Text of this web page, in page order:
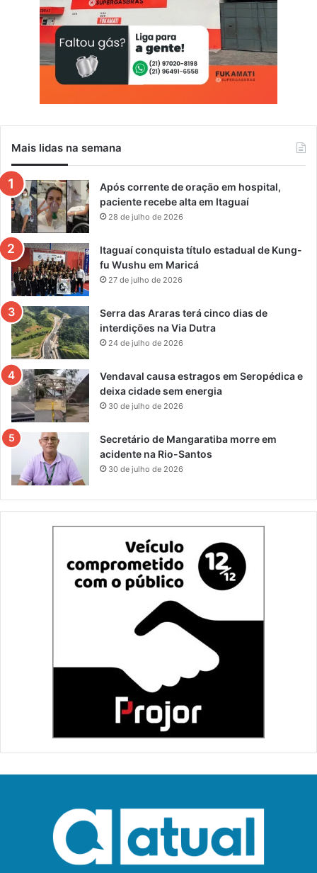
Mais lidas na semana
Após corrente de oração em hospital,
paciente recebe alta em Itaguaí
28 de julho de 2026
Itaguaí conquista título estadual de Kung-
fu Wushu em Maricá
27 de julho de 2026
Serra das Araras terá cinco dias de
interdições na Via Dutra
24 de julho de 2026
Vendaval causa estragos em Seropédica e
deixa cidade sem energia
30 de julho de 2026
Secretário de Mangaratiba morre em
acidente na Rio-Santos
30 de julho de 2026